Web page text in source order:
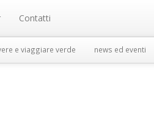
Contatti
e viaggiare verde news ed eventi